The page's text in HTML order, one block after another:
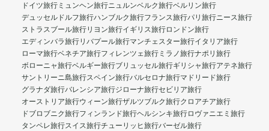
ドイツ旅行 ミュンヘン旅行ニュルンベルク旅行ベルリン旅行
デュッセルドルフ旅行ハンブルク旅行フランス旅行パリ旅行ニース旅行
ストラスブール旅行リヨン旅行イギリス旅行ロンドン旅行
エディンバラ旅行リバプール旅行マンチェスター旅行イタリア旅行
ローマ旅行ベネチア旅行フィレンツェ旅行 ミラノ旅行ナポリ旅行
ボローニャ旅行ベルギー旅行ブリュッセル旅行ギリシャ旅行アテネ旅行
サントリーニ島旅行スペイン旅行バルセロナ旅行マドリード旅行
グラナダ旅行バレンシア旅行ジローナ旅行セビリア旅行
オーストリア旅行ウィーン旅行ザルツブルク旅行クロアチア旅行
ドブロブニク旅行フィンランド旅行ヘルシンキ旅行ロヴァニエミ旅行
タンペレ旅行スイス旅行チューリッヒ旅行バーゼル旅行